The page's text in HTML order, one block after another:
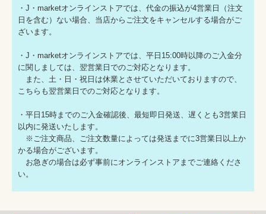
・J・marketオンラインストアでは、代金の振込が4営業日（注文
日を含む）ない場合、当店からご注文をキャンセルする場合がご
ざいます。
・J・marketオンラインストアでは、平日15:00時以降のご入金分
に関しましては、翌営業日でのご対応となります。
また、土・日・祝日は休業とさせていただいておりますので、
こちらも翌営業日でのご対応となります。
・平日15時までのご入金確認後、最短即日発送、遅くとも3営業日
以内に発送いたします。
※ご注文商品、ご注文数量によっては発送までに3営業日以上か
かる場合がございます。
お急ぎの場合は必ず事前にオンラインストアまでご連絡くださ
い。